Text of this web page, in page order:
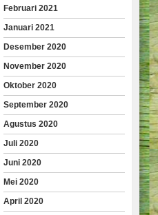
Februari 2021
Januari 2021
Desember 2020
November 2020
Oktober 2020
September 2020
Agustus 2020
Juli 2020
Juni 2020
Mei 2020
April 2020